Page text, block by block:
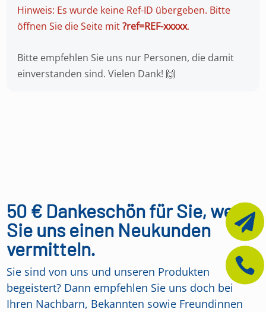


Hinweis: Es wurde keine Ref-ID übergeben. Bitte
öffnen Sie die Seite mit?ref=REF-xxxxx.
Bitte empfehlen Sie uns nur Personen, die damit
einverstanden sind. Vielen Dank! 🙌
50 € Dankeschön für Sie, wenn
Sie uns einen Neukunden
vermitteln.
Sie sind von uns und unseren Produkten
begeistert? Dann empfehlen Sie uns doch bei
Ihren Nachbarn, Bekannten sowie Freundinnen